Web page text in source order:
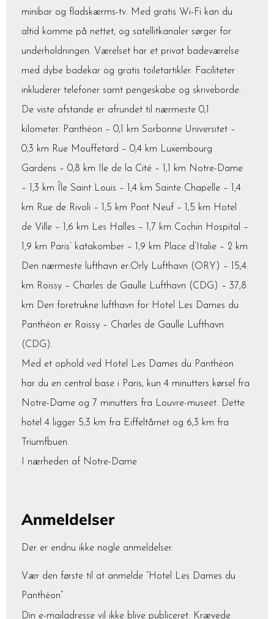
minibar og fladskærms-tv. Med gratis Wi-Fi kan du
altid komme på nettet, og satellitkanaler sørger for
underholdningen. Værelset har et privat badeværelse
med dybe badekar og gratis toiletartikler. Faciliteter
inkluderer telefoner samt pengeskabe og skriveborde.
De viste afstande er afrundet til nærmeste 0,1
kilometer. Panthéon – 0,1 km Sorbonne Universitet –
0,3 km Rue Mouffetard – 0,4 km Luxembourg
Gardens – 0,8 km Ile de la Cité – 1,1 km Notre-Dame
– 1,3 km Île Saint Louis – 1,4 km Sainte Chapelle – 1,4
km Rue de Rivoli – 1,5 km Pont Neuf – 1,5 km Hotel
de Ville – 1,6 km Les Halles – 1,7 km Cochin Hospital –
1,9 km Paris’ katakomber – 1,9 km Place d’Italie – 2 km
Den nærmeste lufthavn er:Orly Lufthavn (ORY) – 15,4
km Roissy – Charles de Gaulle Lufthavn (CDG) – 37,8
km Den foretrukne lufthavn for Hotel Les Dames du
Panthéon er Roissy – Charles de Gaulle Lufthavn
(CDG).
Med et ophold ved Hotel Les Dames du Panthéon
har du en central base i Paris, kun 4 minutters kørsel fra
Notre-Dame og 7 minutters fra Louvre-museet. Dette
hotel 4 ligger 5,3 km fra Eiffeltårnet og 6,3 km fra
Triumfbuen.
I nærheden af Notre-Dame
Anmeldelser
Der er endnu ikke nogle anmeldelser.
Vær den første til at anmelde “Hotel Les Dames du
Panthéon”
Din e-mailadresse vil ikke blive publiceret. Krævede